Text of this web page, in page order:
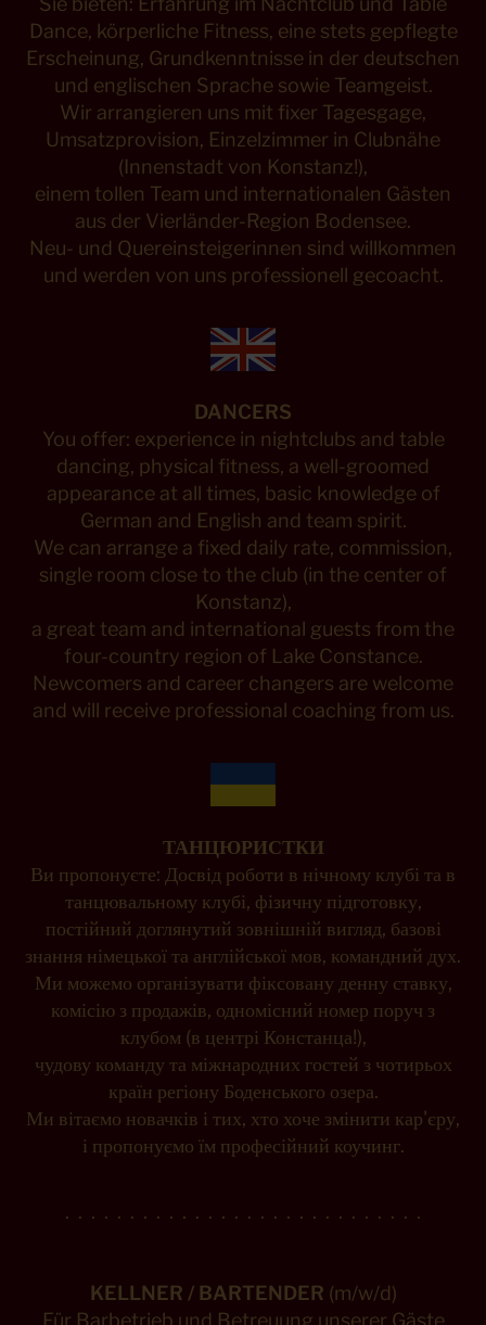
Dance, körperliche Fitness, eine stets gepflegte
Erscheinung, Grundkenntnisse in der deutschen
und englischen Sprache sowie Teamgeist.
Wir arrangieren uns mit fixer Tagesgage,
Umsatzprovision, Einzelzimmer in Clubnähe
(Innenstadt von Konstanz!),
einem tollen Team und internationalen Gästen
aus der Vierländer-Region Bodensee.
Neu- und Quereinsteigerinnen sind willkommen
und werden von uns professionell gecoacht.
DANCERS
You offer: experience in nightclubs and table
dancing, physical fitness, a well-groomed
appearance at all times, basic knowledge of
German and English and team spirit.
We can arrange a fixed daily rate, commission,
single room close to the club (in the center of
Konstanz),
a great team and international guests from the
four-country region of Lake Constance.
Newcomers and career changers are welcome
and will receive professional coaching from us.
ТАНЦЮРИСТКИ
Ви пропонуєте: Досвід роботи в нічному клубі та в
танцювальному клубі, фізичну підготовку,
постійний доглянутий зовнішній вигляд, базові
знання німецької та англійської мов, командний дух.
Ми можемо організувати фіксовану денну ставку,
комісію з продажів, одномісний номер поруч з
клубом (в центрі Констанца!),
чудову команду та міжнародних гостей з чотирьох
країн регіону Боденського озера.
Ми вітаємо новачків і тих, хто хоче змінити кар'єру,
і пропонуємо їм професійний коучинг.
. . . . . . . . . . . . . . . . . . . . . . . . . . . .
KELLNER / BARTENDER (m/w/d)